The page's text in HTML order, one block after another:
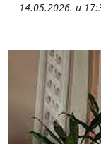
14.05.2026. u